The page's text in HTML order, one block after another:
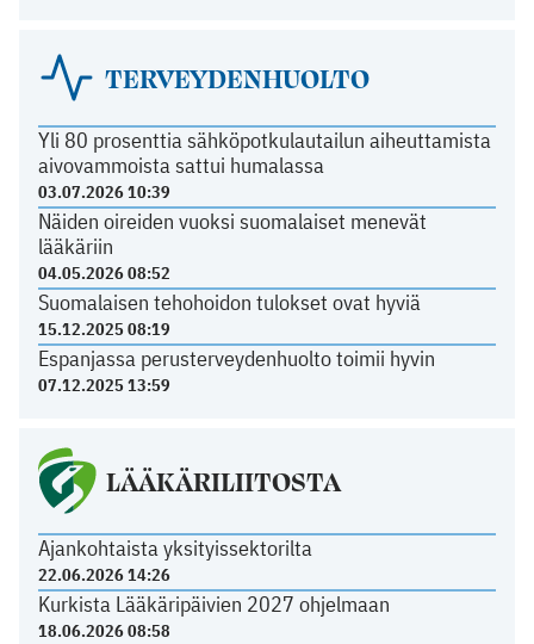
TERVEYDENHUOLTO
Yli 80 prosenttia sähköpotkulautailun aiheuttamista
aivovammoista sattui humalassa
03.07.2026 10:39
Näiden oireiden vuoksi suomalaiset menevät
lääkäriin
04.05.2026 08:52
Suomalaisen tehohoidon tulokset ovat hyviä
15.12.2025 08:19
Espanjassa perusterveydenhuolto toimii hyvin
07.12.2025 13:59
LÄÄKÄRILIITOSTA
Ajankohtaista yksityissektorilta
22.06.2026 14:26
Kurkista Lääkäripäivien 2027 ohjelmaan
18.06.2026 08:58